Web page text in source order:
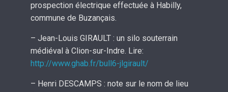
prospection électrique effectuée à Habilly,
commune de Buzançais.
– Jean-Louis GIRAULT : un silo souterrain
médiéval à Clion-sur-Indre. Lire:
http://www.ghab.fr/bull6-jlgirault/
– Henri DESCAMPS : note sur le nom de lieu